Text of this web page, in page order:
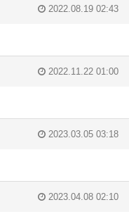
2022.08.19 02:43
2022.11.22 01:00
2023.03.05 03:18
2023.04.08 02:10